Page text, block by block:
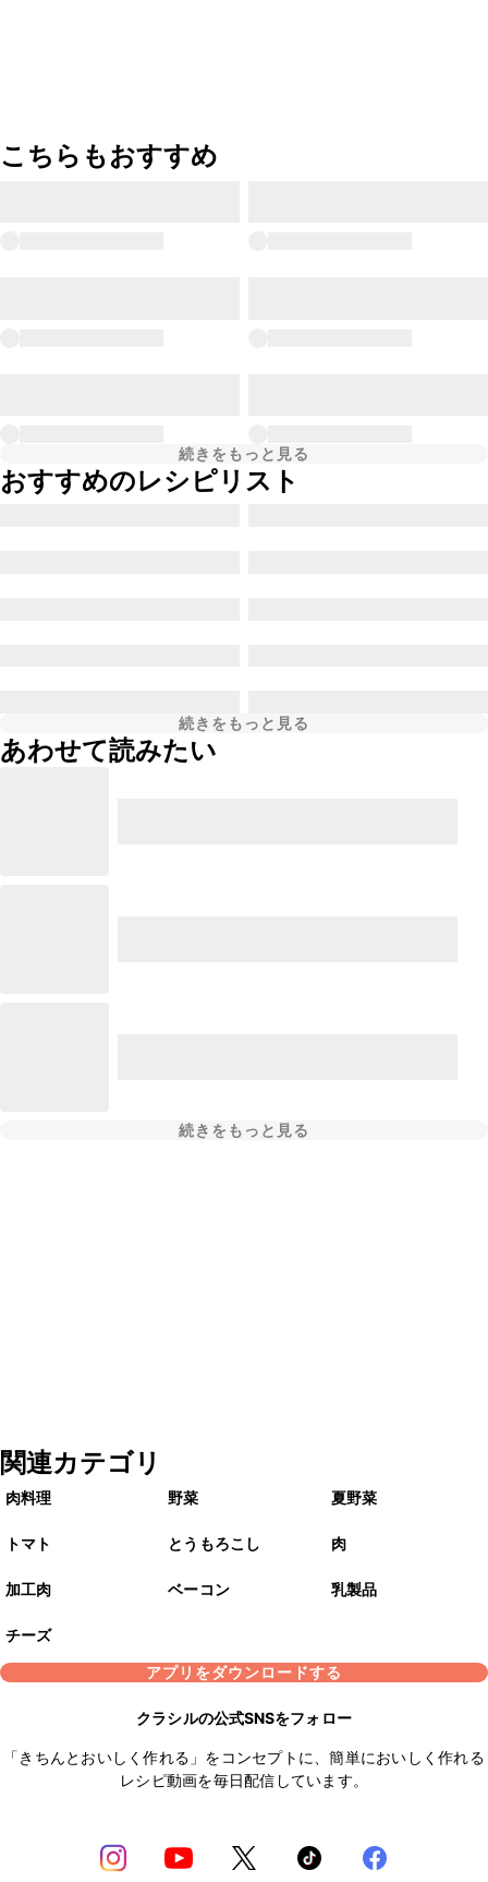
こちらもおすすめ
続きをもっと見る
おすすめのレシピリスト
続きをもっと見る
あわせて読みたい
続きをもっと見る
関連カテゴリ
肉料理 野菜 夏野菜
トマト とうもろこし 肉
加工肉 ベーコン 乳製品
チーズ
アプリをダウンロードする
クラシルの公式SNSをフォロー
「きちんとおいしく作れる」をコンセプトに、簡単においしく作れる
レシピ動画を毎日配信しています。